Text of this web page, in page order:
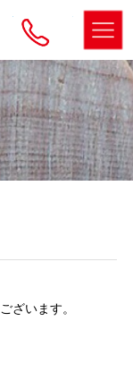
お問い合わせ電話
ざいます。